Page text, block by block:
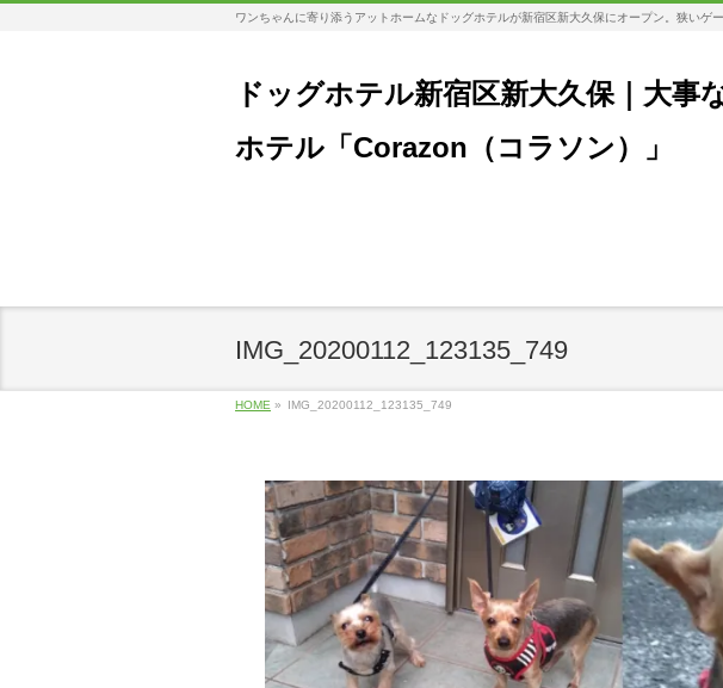
ワンちゃんに寄り添うアットホームなドッグホテルが新宿区新大久保にオープン。狭い
ドッグホテル新宿区新大久保｜大
ホテル「Corazon（コラソン）」
IMG_20200112_123135_749
HOME » IMG_20200112_123135_749